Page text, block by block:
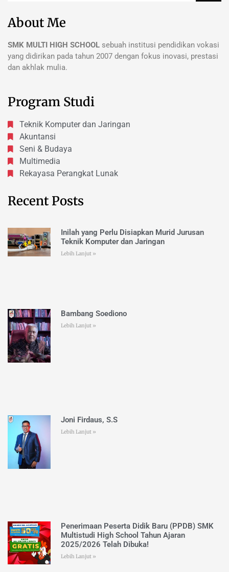
About Me
SMK MULTI HIGH SCHOOL sebuah institusi pendidikan vokasi
yang didirikan pada tahun 2007 dengan fokus inovasi, prestasi
dan akhlak mulia.
Program Studi
Teknik Komputer dan Jaringan
Akuntansi
Seni & Budaya
Multimedia
Rekayasa Perangkat Lunak
Recent Posts
Inilah yang Perlu Disiapkan Murid Jurusan
Teknik Komputer dan Jaringan
Lebih Lanjut »
Bambang Soediono
Lebih Lanjut »
Joni Firdaus, S.S
Lebih Lanjut »
Penerimaan Peserta Didik Baru (PPDB) SMK
Multistudi High School Tahun Ajaran
2025/2026 Telah Dibuka!
Lebih Lanjut »